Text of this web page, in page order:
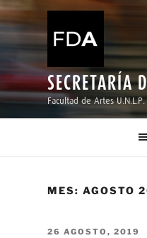
Ir
al
contenido
SECRETARÍA
Facultad de Artes U.N.L.P.
MES:AGOSTO
PUBLICADO
26 AGOSTO, 2019